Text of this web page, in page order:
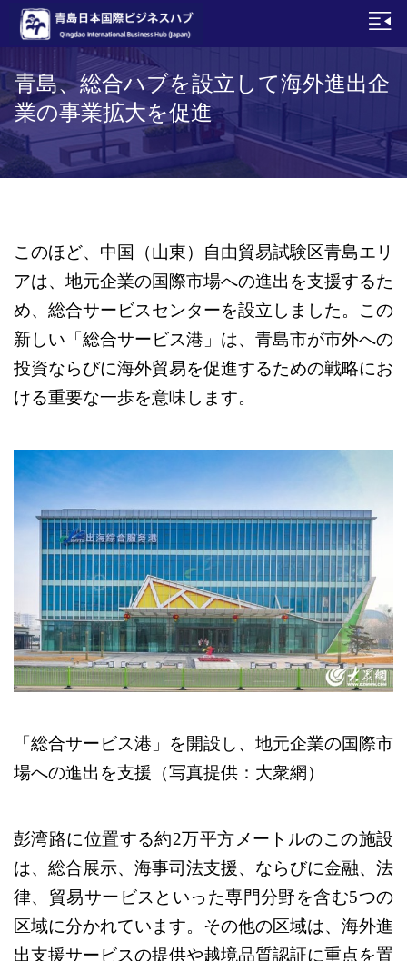
青島、総合ハブを設立して海外進出企
業の事業拡大を促進
このほど、中国（山東）自由貿易試験区青島エリ
アは、地元企業の国際市場への進出を支援するた
め、総合サービスセンターを設立しました。この
新しい「総合サービス港」は、青島市が市外への
投資ならびに海外貿易を促進するための戦略にお
ける重要な一歩を意味します。
「総合サービス港」を開設し、地元企業の国際市
場への進出を支援（写真提供：大衆網）
彭湾路に位置する約2万平方メートルのこの施設
は、総合展示、海事司法支援、ならびに金融、法
律、貿易サービスといった専門分野を含む5つの
区域に分かれています。その他の区域は、海外進
出支援サービスの提供や越境品質認証に重点を置